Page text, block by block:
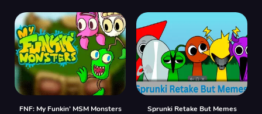
FNF: My Funkin’ MSM Monsters Sprunki Retake But Memes